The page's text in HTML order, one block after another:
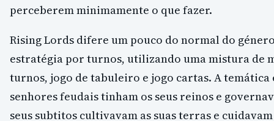
perceberem minimamente o que fazer.
Rising Lords difere um pouco do normal do
estratégia por turnos, utilizando uma mistura de
turnos, jogo de tabuleiro e jogo cartas. A
senhores feudais tinham os seus reinos e
seus subtitos cultivavam as suas terras e